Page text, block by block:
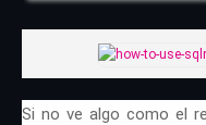
Si no ve algo como el